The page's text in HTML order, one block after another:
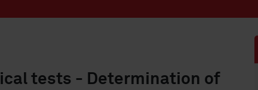
tests - Determination of